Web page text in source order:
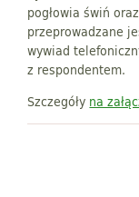
pogłowia świń
przeprowadzane
wywiad
z respondentem.
Szczegóły na